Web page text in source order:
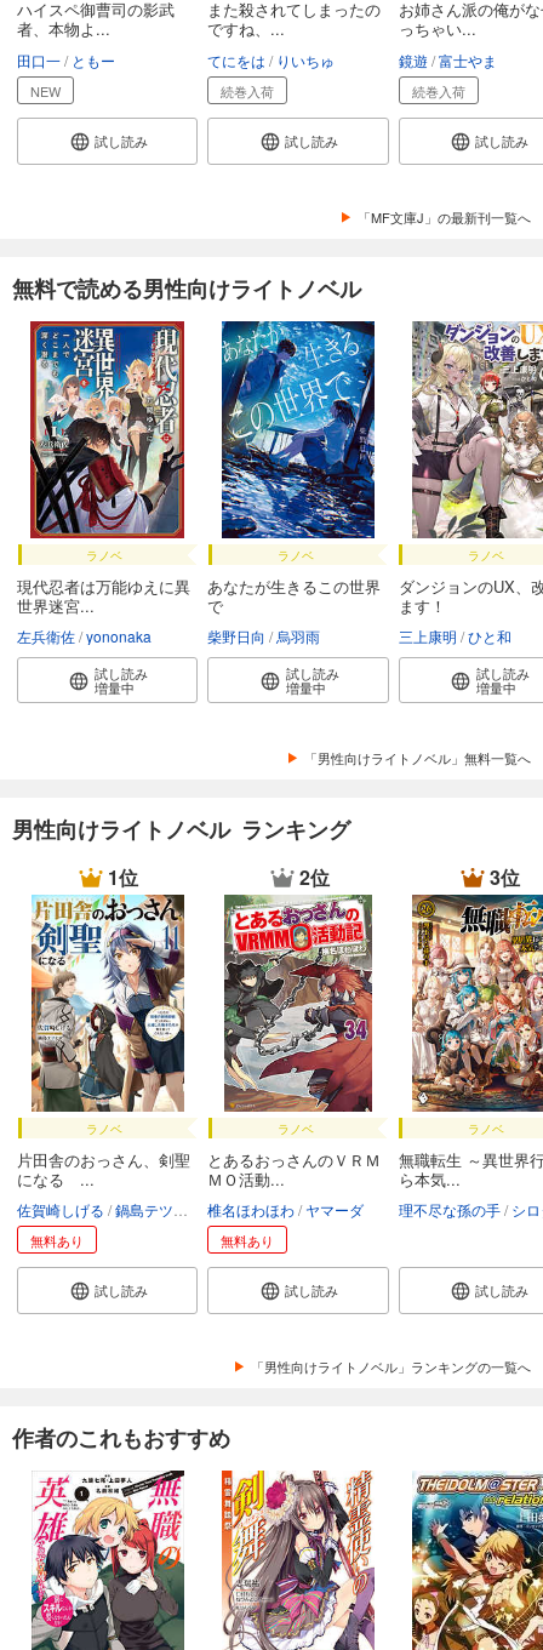
ハイスペ御曹司の影武
者、本物よ...
田口一 ともー
NEW
試し読み
また殺されてしまったの
ですね、...
てにをは りいちゅ
続巻入荷
試し読み
お姉さん派の俺が
っちゃい...
鏡遊 富士やま
続巻入荷
試し読み
「MF文庫J」の最新刊一覧へ
無料で読める男性向けライトノベル
ラノベ
現代忍者は万能ゆえに異
世界迷宮...
左兵衛佐 yononaka
試し読み
増量中
ラノベ
あなたが生きるこの世界
で
柴野日向 烏羽雨
試し読み
増量中
ラノベ
ダンジョンのUX、
ます！
三上康明 ひと和
試し読み
増量中
「男性向けライトノベル」無料一覧へ
男性向けライトノベル ランキング
1位
ラノベ
片田舎のおっさん、剣聖
になる ...
佐賀崎しげる 鍋島テツヒロ
無料あり
試し読み
2位
ラノベ
とあるおっさんのＶＲＭ
ＭＯ活動...
椎名ほわほわ ヤマーダ
無料あり
試し読み
3位
ラノベ
無職転生 ～異世界
ら本気...
理不尽な孫の手 シ
試し読み
「男性向けライトノベル」ランキングの一覧へ
作者のこれもおすすめ